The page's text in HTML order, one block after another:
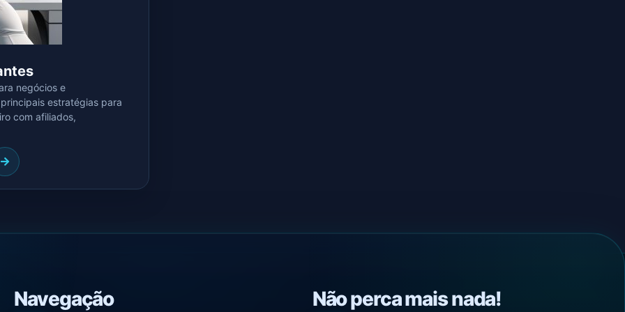
negócios e
estratégias para
com afiliados,
Navegação Não perca mais nada!